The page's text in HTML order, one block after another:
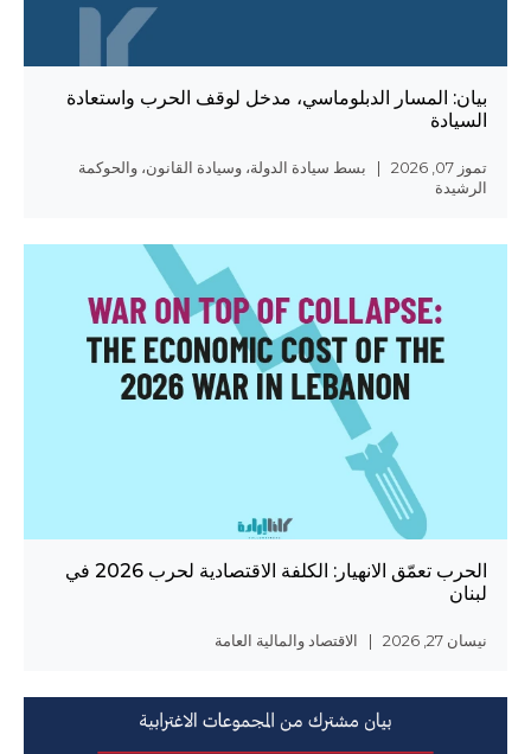
ARبيان: المسار الدبلوماسي، مدخل لوقف الحرب واستعادة
السيادة
تموز 07, 2026 | بسط سيادة الدولة، وسيادة القانون، والحوكمة
الرشيدة
الحرب تعمّق الانهيار: الكلفة الاقتصادية لحرب 2026 في
لبنان
نيسان 27, 2026 | الاقتصاد والمالية العامة